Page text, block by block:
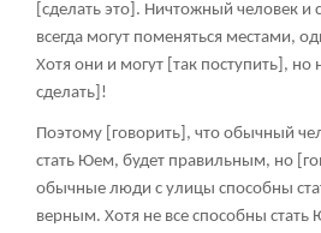
[сделать это]. Ничтожный человек
всегда могут поменяться местами,
Хотя они и могут [так поступить], но
сделать]!
Поэтому [говорить], что обычный
стать Юем, будет правильным, но
обычные люди с улицы способны
верным. Хотя не все способны